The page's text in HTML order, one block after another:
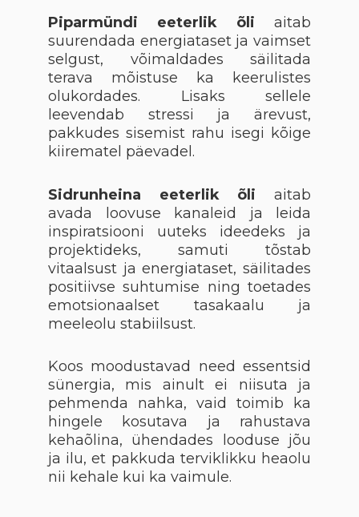
Piparmündi eeterlik õli aitab
suurendada energiataset ja vaimset
selgust, võimaldades säilitada
terava mõistuse ka keerulistes
olukordades. Lisaks sellele
leevendab stressi ja ärevust,
pakkudes sisemist rahu isegi kõige
kiirematel päevadel.
Sidrunheina eeterlik õli aitab
avada loovuse kanaleid ja leida
inspiratsiooni uuteks ideedeks ja
projektideks, samuti tõstab
vitaalsust ja energiataset, säilitades
positiivse suhtumise ning toetades
emotsionaalset tasakaalu ja
meeleolu stabiilsust.
Koos moodustavad need essentsid
sünergia, mis ainult ei niisuta ja
pehmenda nahka, vaid toimib ka
hingele kosutava ja rahustava
kehaõlina, ühendades looduse jõu
ja ilu, et pakkuda terviklikku heaolu
nii kehale kui ka vaimule.